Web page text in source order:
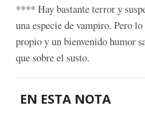
**** Hay bastante terror y
una especie de vampiro. Pero
propio y un bienvenido humor
que sobre el susto.
EN ESTA NOTA